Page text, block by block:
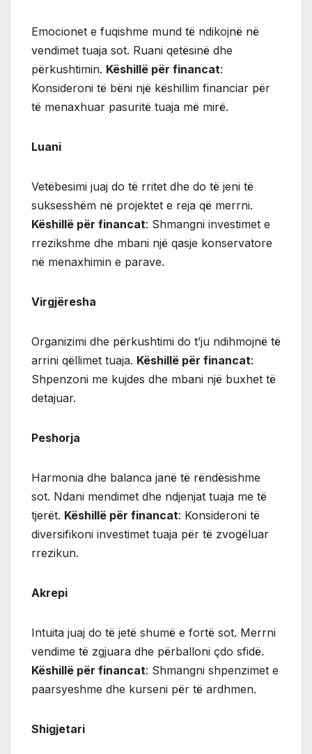
Emocionet e fuqishme mund të ndikojnë në
vendimet tuaja sot. Ruani qetësinë dhe
përkushtimin. Këshillë për financat:
Konsideroni të bëni një këshillim financiar për
të menaxhuar pasuritë tuaja më mirë.
Luani
Vetëbesimi juaj do të rritet dhe do të jeni të
suksesshëm në projektet e reja që merrni.
Këshillë për financat: Shmangni investimet e
rrezikshme dhe mbani një qasje konservatore
në menaxhimin e parave.
Virgjëresha
Organizimi dhe përkushtimi do t’ju ndihmojnë të
arrini qëllimet tuaja. Këshillë për financat:
Shpenzoni me kujdes dhe mbani një buxhet të
detajuar.
Peshorja
Harmonia dhe balanca janë të rëndësishme
sot. Ndani mendimet dhe ndjenjat tuaja me të
tjerët. Këshillë për financat: Konsideroni të
diversifikoni investimet tuaja për të zvogëluar
rrezikun.
Akrepi
Intuita juaj do të jetë shumë e fortë sot. Merrni
vendime të zgjuara dhe përballoni çdo sfidë.
Këshillë për financat: Shmangni shpenzimet e
paarsyeshme dhe kurseni për të ardhmen.
Shigjetari